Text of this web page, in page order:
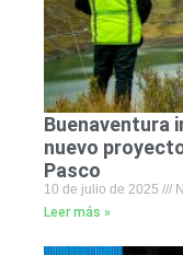
Buenaventura
nuevo
Pasco
10 de julio de 2025
Leer más »